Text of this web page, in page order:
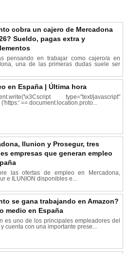
cobra un cajero de Mercadona
Sueldo, pagas extra y
pensando en trabajar como cajero/a en
una de las primeras dudas suele ser
en España | Última hora
type="text/javascript"
('https:' == document.location.proto...
Ilunion y Prosegur, tres
empresas que generan empleo
las ofertas de empleo en Mercadona,
e ILUNION disponibles e...
se gana trabajando en Amazon?
medio en España
es uno de los principales empleadores del
cuenta con una importante prese...